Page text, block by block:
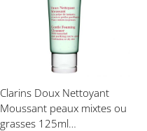
verlanglijst
Clarins Doux Nettoyant
Moussant peaux mixtes ou
grasses 125ml